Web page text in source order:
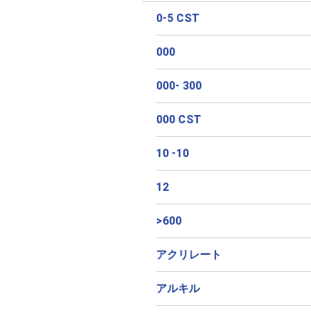
0-5 CST
000
000- 300
000 CST
10 -10
12
>600
アクリレート
アルキル